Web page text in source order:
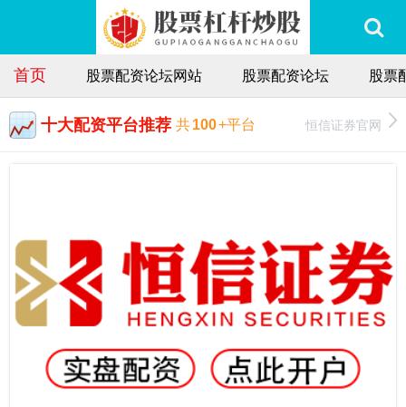
首页 股票配资论坛网站 股票配资论坛 股票
十大配资平台推荐 共100+平台 恒信证券官网